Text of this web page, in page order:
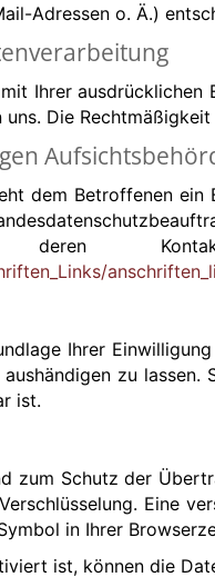
Adressen o. Ä.)
Ihrer
Die
dem Betroffenen
deren
Ihrer
zu
ist.
zum Schutz der
Eine
in Ihrer
ist, können die